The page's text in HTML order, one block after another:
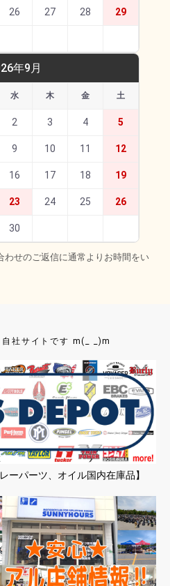
26 27 28 29
年9月
水 木 金 土
2 3 4 5
9 10 11 12
16 17 18 19
23 24 25 26
30
せのご返信に通常よりお時間をい
自社サイトです m(_ _)m
ーパーツ、オイル国内在庫品】